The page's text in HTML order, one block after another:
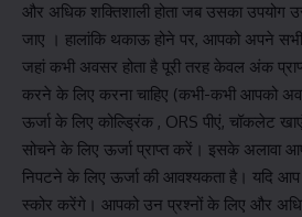
और अधिक शक्तिशाली होता जब उसका उपयोग
जाए । हालांकि थकाऊ होने पर, आपको अपने सभी
जहां कभी अवसर होता है पूरी तरह केवल अंक
करने के लिए करना चाहिए (कभी-कभी आपको
ऊर्जा के लिए कोल्ड्रिंक , ORS पीएं, चॉकलेट खाएं
सोचने के लिए ऊर्जा प्राप्त करें। इसके अलावा
निपटने के लिए ऊर्जा की आवश्यकता है। यदि
स्कोर करेंगे। आपको उन प्रश्नों के लिए और